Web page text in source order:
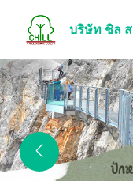
บริษัท ชิล